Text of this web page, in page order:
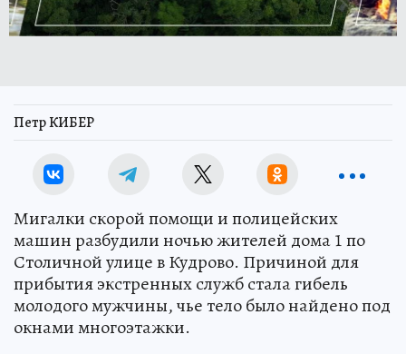
Петр КИБЕР
Мигалки скорой помощи и полицейских
машин разбудили ночью жителей дома 1 по
Столичной улице в Кудрово. Причиной для
прибытия экстренных служб стала гибель
молодого мужчины, чье тело было найдено под
окнами многоэтажки.